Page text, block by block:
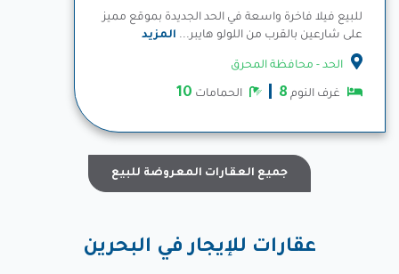
للبيع فيلا فاخرة واسعة في الحد الجديدة بموقع مميز
على شارعين بالقرب من اللولو هايبر... المزيد
الحد - محافظة المحرق
غرف النوم 8 الحمامات 10
جميع العقارات المعروضة للبيع
عقارات للإيجار في البحرين